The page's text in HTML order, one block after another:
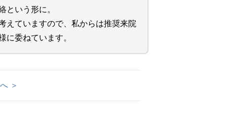
という形に。
えていますので、私からは推奨来院
に委ねています。
＞